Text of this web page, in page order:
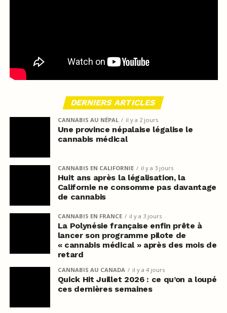
DERNIERS ARTICLES
CANNABIS AU NÉPAL il y a 2 jours
Une province népalaise légalise le
cannabis médical
CANNABIS EN CALIFORNIE il y a 3 jours
Huit ans après la légalisation, la
Californie ne consomme pas davantage
de cannabis
CANNABIS EN FRANCE il y a 3 jours
La Polynésie française enfin prête à
lancer son programme pilote de
« cannabis médical » après des mois de
retard
CANNABIS AU CANADA il y a 4 jours
Quick Hit Juillet 2026 : ce qu’on a loupé
ces dernières semaines